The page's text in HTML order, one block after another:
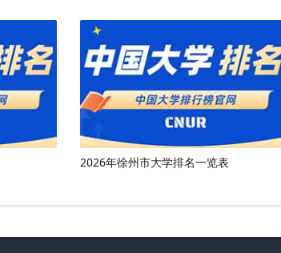
2026年徐州市大学排名一览表